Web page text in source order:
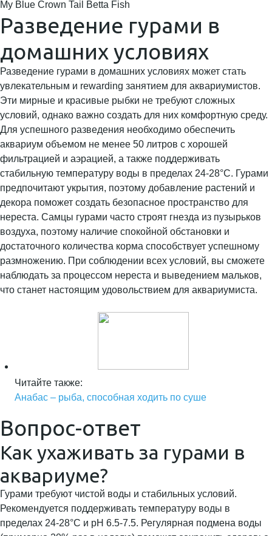
My Blue Crown Tail Betta Fish
Разведение гурами в
домашних условиях
Разведение гурами в домашних условиях может стать
увлекательным и rewarding занятием для аквариумистов.
Эти мирные и красивые рыбки не требуют сложных
условий, однако важно создать для них комфортную среду.
Для успешного разведения необходимо обеспечить
аквариум объемом не менее 50 литров с хорошей
фильтрацией и аэрацией, а также поддерживать
стабильную температуру воды в пределах 24-28°C. Гурами
предпочитают укрытия, поэтому добавление растений и
декора поможет создать безопасное пространство для
нереста. Самцы гурами часто строят гнезда из пузырьков
воздуха, поэтому наличие спокойной обстановки и
достаточного количества корма способствует успешному
размножению. При соблюдении всех условий, вы сможете
наблюдать за процессом нереста и выведением мальков,
что станет настоящим удовольствием для аквариумиста.
Читайте также:
Анабас – рыба, способная ходить по суше
Вопрос-ответ
Как ухаживать за гурами в
аквариуме?
Гурами требуют чистой воды и стабильных условий.
Рекомендуется поддерживать температуру воды в
пределах 24-28°C и pH 6.5-7.5. Регулярная подмена воды